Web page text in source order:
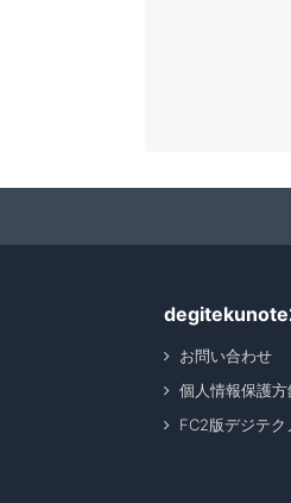
お問い合わせ
個人情報保護方
FC2版デジテ